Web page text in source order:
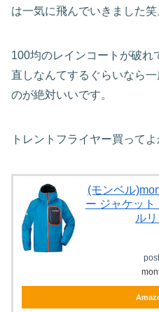
は一気に飛んでいきました笑
100均のレインコートが破れ
直しなんてするぐらいなら
のが絶対いいです。
トレントフライヤー買ってよ
(モンベル
ー ジャケット
ル